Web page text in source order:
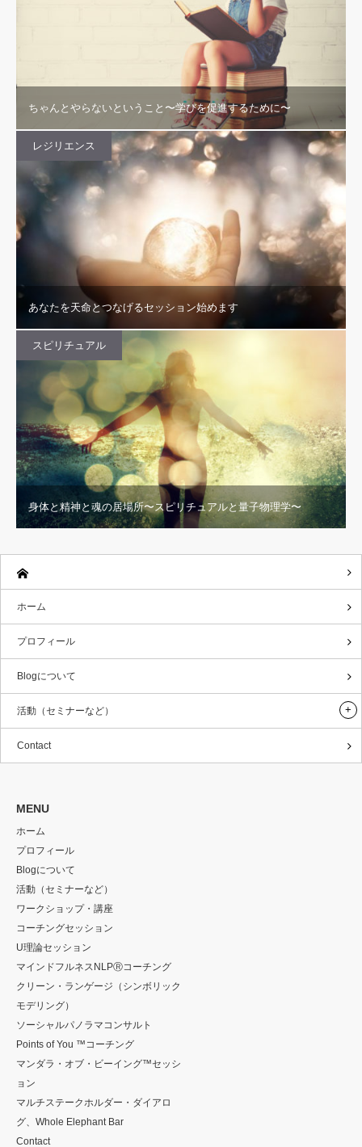
ちゃんとやらないということ〜学びを促進するために〜
レジリエンス
あなたを天命とつなげるセッション始めます
スピリチュアル
身体と精神と魂の居場所〜スピリチュアルと量子物理学〜
ホーム
プロフィール
Blogについて
活動（セミナーなど）
Contact
MENU
ホーム
プロフィール
Blogについて
活動（セミナーなど）
ワークショップ・講座
コーチングセッション
U理論セッション
マインドフルネスNLPⓇコーチング
クリーン・ランゲージ（シンボリック
モデリング）
ソーシャルパノラマコンサルト
Points of You ™コーチング
マンダラ・オブ・ビーイング™セッシ
ョン
マルチステークホルダー・ダイアロ
グ、Whole Elephant Bar
Contact